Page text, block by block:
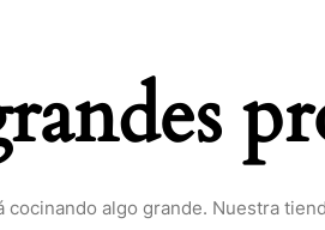
cocinando algo grande. Nuestra